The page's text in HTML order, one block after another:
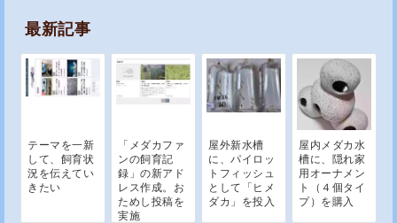
最新記事
テーマを一新
して、飼育状
況を伝えてい
きたい
「メダカファ
ンの飼育記
録」の新アド
レス作成。お
ためし投稿を
実施
屋外新水槽
に、パイロッ
トフィッシュ
として「ヒメ
ダカ」を投入
屋内メダカ水
槽に、隠れ家
用オーナメン
ト（４個タイ
プ）を購入